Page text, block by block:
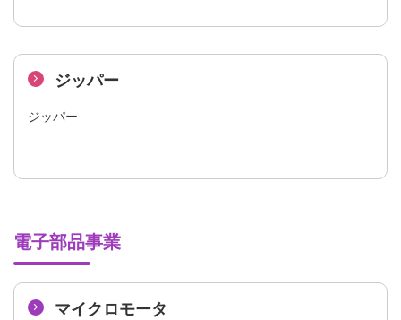
ジッパー
ジッパー
電子部品事業
マイクロモータ